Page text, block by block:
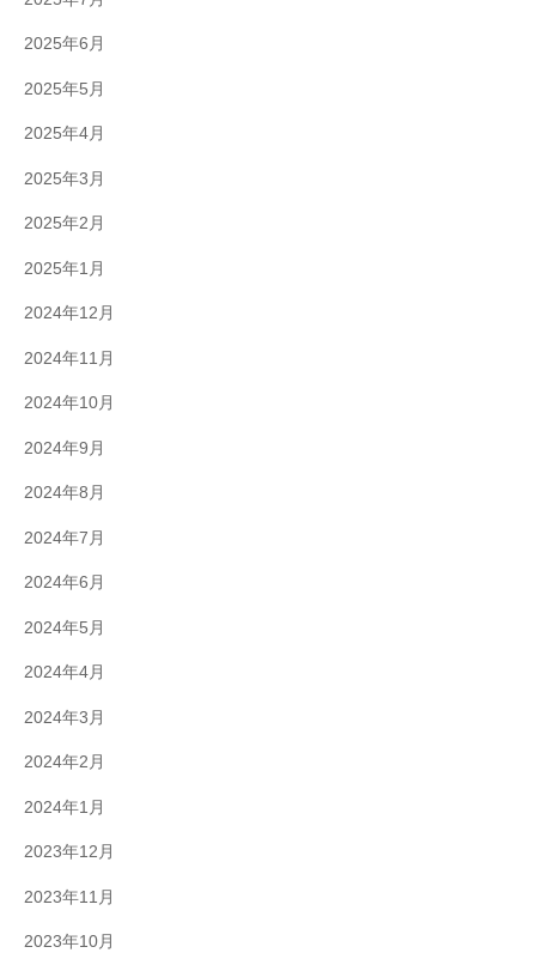
2025年6月
2025年5月
2025年4月
2025年3月
2025年2月
2025年1月
2024年12月
2024年11月
2024年10月
2024年9月
2024年8月
2024年7月
2024年6月
2024年5月
2024年4月
2024年3月
2024年2月
2024年1月
2023年12月
2023年11月
2023年10月